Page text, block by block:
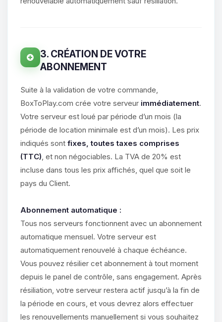
3. CRÉATION DE VOTRE
ABONNEMENT
Suite à la validation de votre commande,
BoxToPlay.com crée votre serveur immédiatement.
Votre serveur est loué par période d’un mois (la
période de location minimale est d’un mois). Les prix
indiqués sont fixes, toutes taxes comprises
(TTC), et non négociables. La TVA de 20% est
incluse dans tous les prix affichés, quel que soit le
pays du Client.
Abonnement automatique :
Tous nos serveurs fonctionnent avec un abonnement
automatique mensuel. Votre serveur est
automatiquement renouvelé à chaque échéance.
Vous pouvez résilier cet abonnement à tout moment
depuis le panel de contrôle, sans engagement. Après
résiliation, votre serveur restera actif jusqu’à la fin de
la période en cours, et vous devrez alors effectuer
les renouvellements manuellement si vous souhaitez
07/08/2026 à 07:17